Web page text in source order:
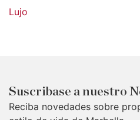
Lujo
Suscribase a nuestro
Reciba novedades sobre